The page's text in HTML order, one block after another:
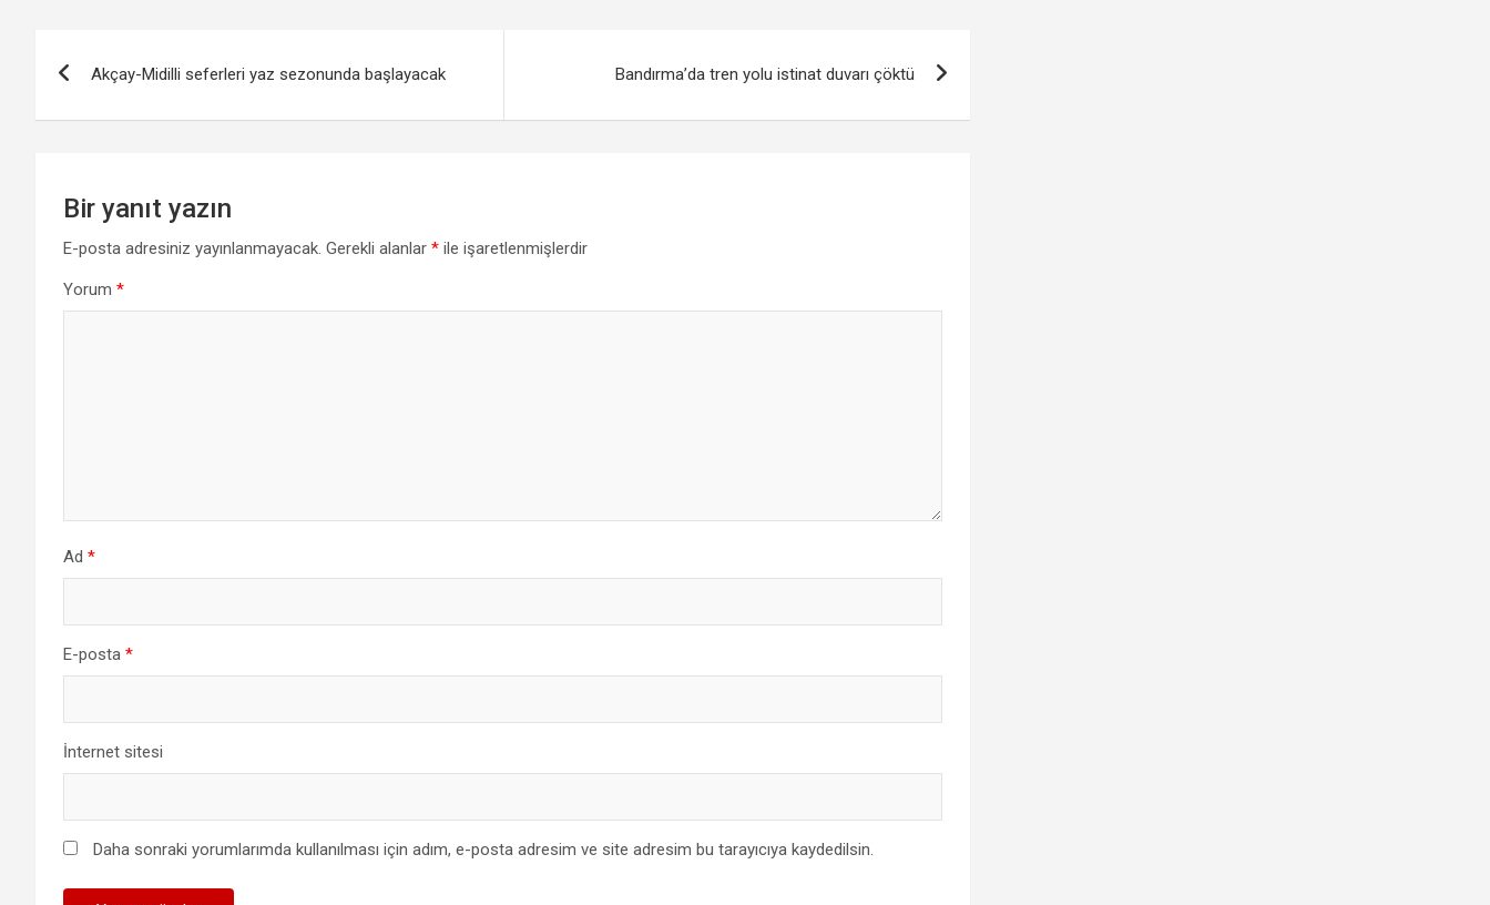
gezinmesi
Akçay-Midilli seferleri yaz sezonunda başlayacak Bandırma’da tren yolu istinat duvarı çöktü
Bir yanıt yazın
E-posta adresiniz yayınlanmayacak. Gerekli alanlar * ile işaretlenmişlerdir
Yorum *
Ad *
E-posta *
İnternet sitesi
Daha sonraki yorumlarımda kullanılması için adım, e-posta adresim ve site adresim bu tarayıcıya kaydedilsin.